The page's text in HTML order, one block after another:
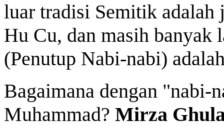
luar tradisi Semitik adalah
Hu Cu, dan masih banyak
(Penutup Nabi-nabi)
Bagaimana dengan "nabi-
Muhammad? Mirza